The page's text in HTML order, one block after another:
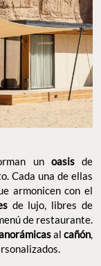
un oasisde
Cada una de ellas
armonicen con el
de lujo, libres de
de restaurante.
alcañón,